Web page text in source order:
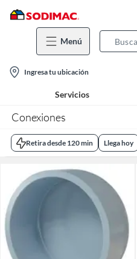
Menú
location-
icon
Ingresa tu ubicación
Servicios
Conexiones
Retira desde 120 min Llega hoy